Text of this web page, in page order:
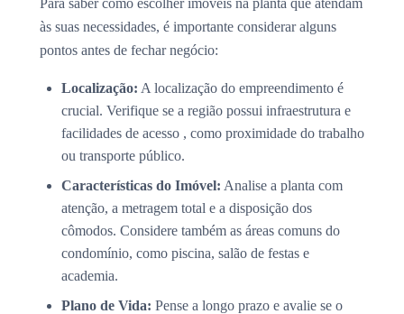
Para saber como escolher imóveis na planta que atendam
às suas necessidades, é importante considerar alguns
pontos antes de fechar negócio:
Localização: A localização do empreendimento é
crucial. Verifique se a região possui infraestrutura e
facilidades de acesso , como proximidade do trabalho
ou transporte público.
Características do Imóvel: Analise a planta com
atenção, a metragem total e a disposição dos
cômodos. Considere também as áreas comuns do
condomínio, como piscina, salão de festas e
academia.
Plano de Vida: Pense a longo prazo e avalie se o